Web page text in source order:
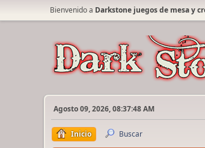
Bienvenido a Darkstone juegos de mesa y
Agosto 09, 2026, 08:37:48 AM
Inicio Buscar